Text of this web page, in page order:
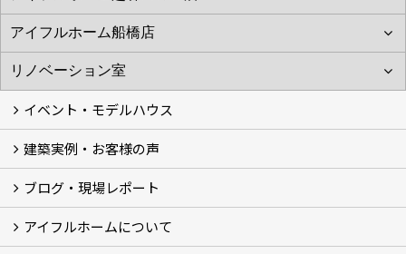
イベント・モデルハウス
イベント
モデルハウス見学
建築実例・お客様の声
建築実例
お客様の声
ブログ・現場レポート
ブログ
現場レポート
アイフルホームについて